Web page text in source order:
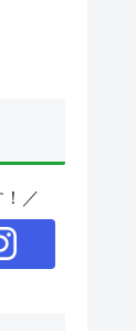
／